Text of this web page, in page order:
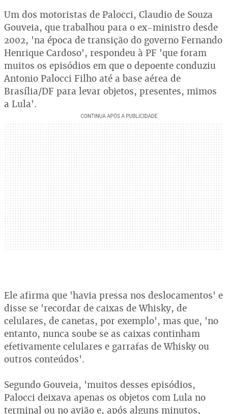
Um dos motoristas de Palocci, Claudio de Souza
Gouveia, que trabalhou para o ex-ministro desde
2002, 'na época de transição do governo Fernando
Henrique Cardoso', respondeu à PF 'que foram
muitos os episódios em que o depoente conduziu
Antonio Palocci Filho até a base aérea de
Brasília/DF para levar objetos, presentes, mimos
a Lula'.
Ele afirma que 'havia pressa nos deslocamentos' e
disse se 'recordar de caixas de Whisky, de
celulares, de canetas, por exemplo', mas que, 'no
entanto, nunca soube se as caixas continham
efetivamente celulares e garrafas de Whisky ou
outros conteúdos'.
Segundo Gouveia, 'muitos desses episódios,
Palocci deixava apenas os objetos com Lula no
terminal ou no avião e, após alguns minutos,